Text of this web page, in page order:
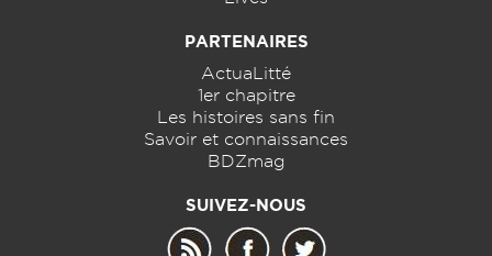
PARTENAIRES
ActuaLitté
1er chapitre
Les histoires sans fin
Savoir et connaissances
BDZmag
SUIVEZ-NOUS